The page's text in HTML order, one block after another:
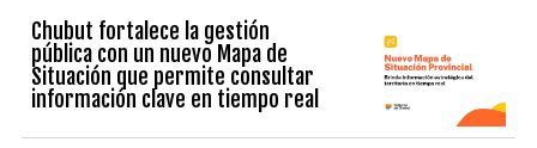
Chubut fortalece la gestión
pública con un nuevo Mapa de
Situación que permite consultar
información clave en tiempo real